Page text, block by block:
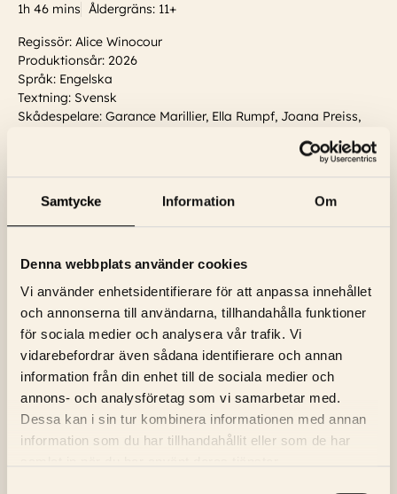
Samtycke Information Om
Denna webbplats använder cookies
Vi använder enhetsidentifierare för att anpassa innehållet
och annonserna till användarna, tillhandahålla funktioner
för sociala medier och analysera vår trafik. Vi
vidarebefordrar även sådana identifierare och annan
information från din enhet till de sociala medier och
annons- och analysföretag som vi samarbetar med.
Dessa kan i sin tur kombinera informationen med annan
information som du har tillhandahållit eller som de har
1h 46 mins Åldergräns: 11+
Regissör: Alice Winocour
Produktionsår: 2026
Språk: Engelska
Textning: Svensk
Skådespelare: Garance Marillier, Ella Rumpf, Joana Preiss,
Torsdag, 6 Augusti15:15
NYHETSBREV